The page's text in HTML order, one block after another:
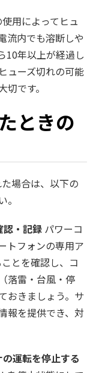
用によってヒュ
流内でも溶断しや
10年以上が経過し
ューズ切れの可能
です。
ときの
場合は、以下の
認・記録 パワーコ
トフォンの専用ア
とを確認し、コ
落雷・台風・停
おきましょう。サ
報を提供でき、対
運転を停止する